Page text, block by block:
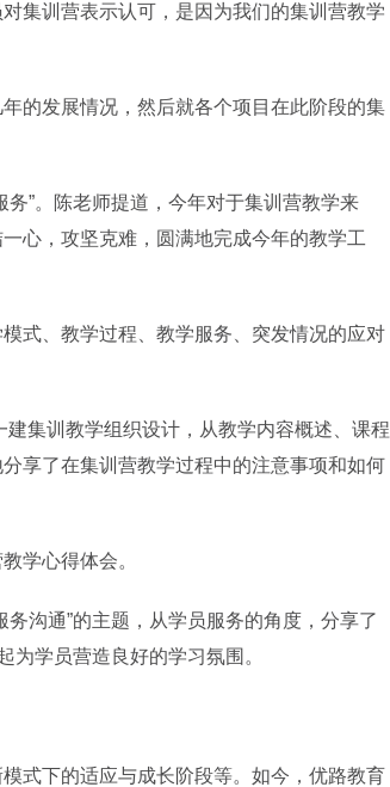
集训营表示认可，是因为我们的集训营教学
的发展情况，然后就各个项目在此阶段的集
”。陈老师提道，今年对于集训营教学来
心，攻坚克难，圆满地完成今年的教学工
式、教学过程、教学服务、突发情况的应对
集训教学组织设计，从教学内容概述、课程
享了在集训营教学过程中的注意事项和如何
学心得体会。
沟通”的主题，从学员服务的角度，分享了
为学员营造良好的学习氛围。
式下的适应与成长阶段等。如今，优路教育